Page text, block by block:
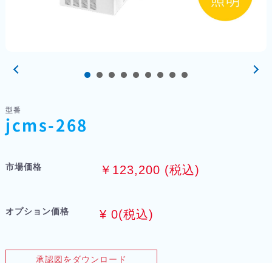
型番
jcms-268
市場価格 ￥123,200 (税込)
オプション価格 ¥ 0(税込)
承認図をダウンロード